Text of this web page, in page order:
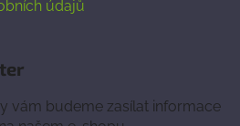
údajů
vám budeme zasílat informace